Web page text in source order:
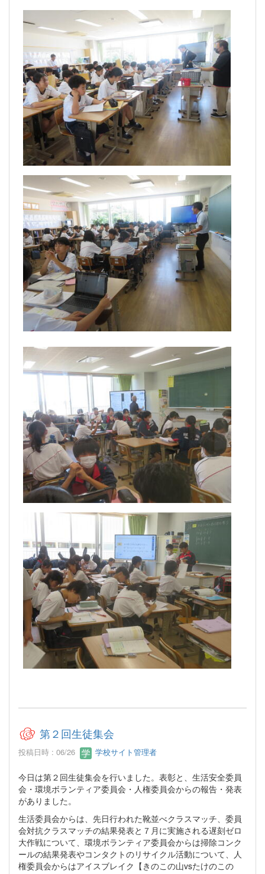
第２回生徒集会
投稿日時 : 06/26 学校サイト管理者
今日は第２回生徒集会を行いました。表彰と、生活安全委員
会・環境ボランティア委員会・人権委員会からの報告・発表
がありました。
生活委員会からは、先日行われた靴並べクラスマッチ、委員
会対抗クラスマッチの結果発表と７月に実施される遅刻ゼロ
大作戦について、環境ボランティア委員会からは掃除コンク
ールの結果発表やコンタクトのリサイクル活動について、人
権委員会からはアイスブレイク【きのこの山vsたけのこの